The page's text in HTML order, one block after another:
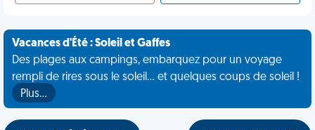
Vacances d'Été : Soleil et Gaffes
Des plages aux campings, embarquez pour un voyage
rempli de rires sous le soleil... et quelques coups de soleil !
Plus…